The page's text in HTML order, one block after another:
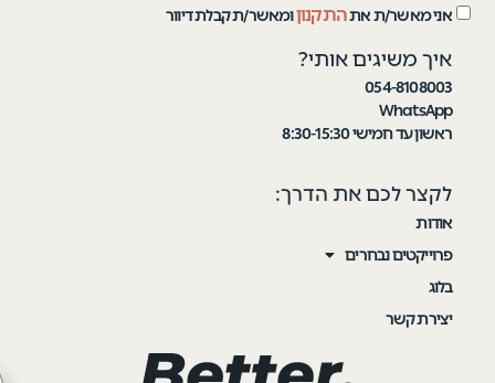
לקצר לכם את הדרך:
פרוייקטים נבחרים
יצירת קשר
איך משיגים אותי?
054-8108003
WhatsApp
ראשון עד חמישי 8:30-15:30
אני מאשר/ת אתהתקנוןומאשר/ת קבלת דיוור